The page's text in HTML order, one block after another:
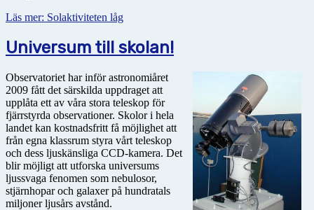
Läs mer: Solaktiviteten låg
Universum till skolan!
Observatoriet har inför astronomiåret
2009 fått det särskilda uppdraget att
upplåta ett av våra stora teleskop för
fjärrstyrda observationer. Skolor i hela
landet kan kostnadsfritt få möjlighet att
från egna klassrum styra vårt teleskop
och dess ljuskänsliga CCD-kamera. Det
blir möjligt att utforska universums
ljussvaga fenomen som nebulosor,
stjärnhopar och galaxer på hundratals
miljoner ljusårs avstånd.